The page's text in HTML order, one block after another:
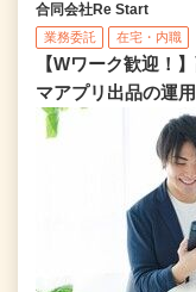
合同会社Re Start
業務委託 在宅・内職
【Wワーク歓迎！
マアプリ出品の運